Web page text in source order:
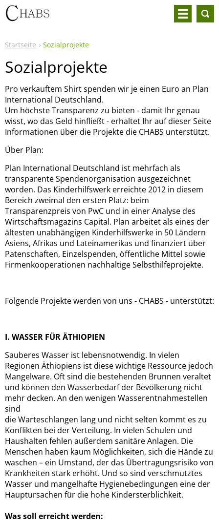
Startseite Sozialprojekte
Sozialprojekte
Pro verkauftem Shirt spenden wir je einen Euro an Plan
International Deutschland.
Um höchste Transparenz zu bieten - damit Ihr genau
wisst, wo das Geld hinfließt - erhaltet Ihr auf dieser Seite
Informationen über die Projekte die CHABS unterstützt.
Über Plan:
Plan International Deutschland ist mehrfach als
transparente Spendenorganisation ausgezeichnet
worden. Das Kinderhilfswerk erreichte 2012 in diesem
Bereich zweimal den ersten Platz: beim
Transparenzpreis von PwC und in einer Analyse des
Wirtschaftsmagazins Capital. Plan arbeitet als eines der
ältesten unabhängigen Kinderhilfswerke in 50 Ländern
Asiens, Afrikas und Lateinamerikas und finanziert über
Patenschaften, Einzelspenden, öffentliche Mittel sowie
Firmenkooperationen nachhaltige Selbsthilfeprojekte.
Folgende Projekte werden von uns - CHABS - unterstützt:
I. WASSER FÜR ÄTHIOPIEN
Sauberes Wasser ist lebensnotwendig. In vielen
Regionen Äthiopiens ist diese wichtige Ressource jedoch
Mangelware. Oft sind die bestehenden Brunnen veraltet
und können den Wasserbedarf der Bevölkerung nicht
mehr decken. An den wenigen Wasserentnahmestellen
sind
die Warteschlangen lang und nicht selten kommt es zu
Konflikten bei der Verteilung. In vielen Schulen und
Haushalten fehlen außerdem sanitäre Anlagen. Die
Menschen haben kaum Möglichkeiten, sich die Hände zu
waschen – ein Umstand, der das Übertragungsrisiko von
Krankheiten stark erhöht. Und so sind verschmutztes
Wasser und mangelhafte Hygienebedingungen eine der
Hauptursachen für die hohe Kindersterblichkeit.
Was soll erreicht werden: